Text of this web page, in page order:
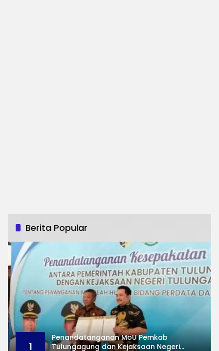
Berita Popular
1
Penandatanganan MoU Pemkab
Tulungagung dan Kejaksaan Negeri